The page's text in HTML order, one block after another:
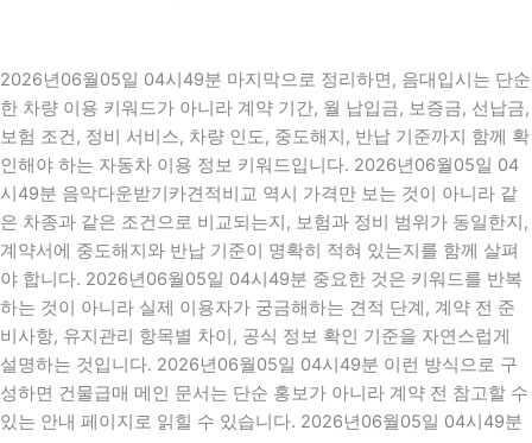
2026년06월05일 04시49분 마지막으로 정리하면, 음대입시는 단순
한 차량 이용 키워드가 아니라 계약 기간, 월 납입금, 보증금, 선납금,
보험 조건, 정비 서비스, 차량 인도, 중도해지, 반납 기준까지 함께 확
인해야 하는 자동차 이용 정보 키워드입니다. 2026년06월05일 04
시49분 음악다운받기카견적비교 역시 가격만 보는 것이 아니라 같
은 차종과 같은 조건으로 비교되는지, 보험과 정비 범위가 동일한지,
계약서에 중도해지와 반납 기준이 명확히 적혀 있는지를 함께 살펴
야 합니다. 2026년06월05일 04시49분 중요한 것은 키워드를 반복
하는 것이 아니라 실제 이용자가 궁금해하는 견적 단계, 계약 전 준
비사항, 유지관리 항목별 차이, 공식 정보 확인 기준을 자연스럽게
설명하는 것입니다. 2026년06월05일 04시49분 이런 방식으로 구
성하면 건물급매 메인 문서는 단순 홍보가 아니라 계약 전 참고할 수
있는 안내 페이지로 읽힐 수 있습니다. 2026년06월05일 04시49분